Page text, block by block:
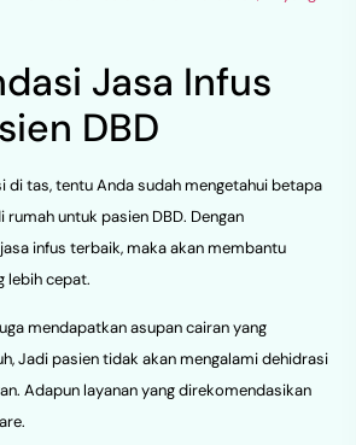
Jasa Infus
DBD
di tas, tentu Anda sudah mengetahui betapa
untuk pasien DBD. Dengan
infus terbaik, maka akan membantu
lebih cepat.
mendapatkan asupan cairan yang
Jadi pasien tidak akan mengalami dehidrasi
Adapun layanan yang direkomendasikan